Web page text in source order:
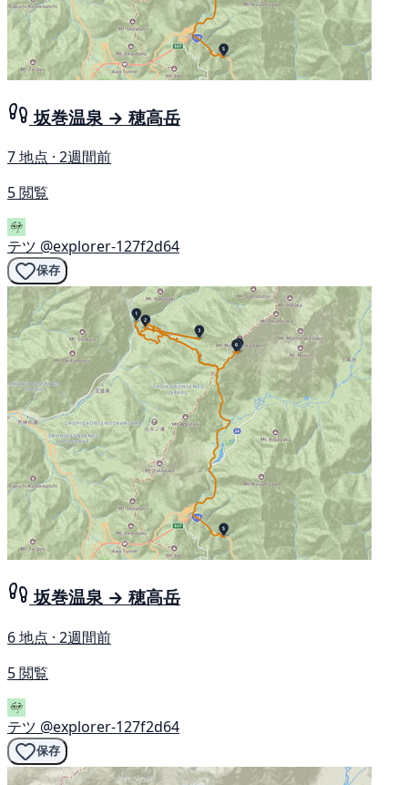
坂巻温泉 → 穂高岳
7 地点 · 2週間前
5 閲覧
テツ @explorer-127f2d64
保存
坂巻温泉 → 穂高岳
6 地点 · 2週間前
5 閲覧
テツ @explorer-127f2d64
保存